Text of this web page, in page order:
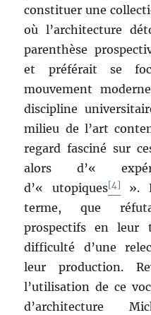
constituer une
où l’architecture
parenthèse
et préférait se
mouvement
discipline
milieu de l’art
regard fasciné sur
alors d’«
d’« utopiques[4]
».
terme, que
prospectifs en leur
difficulté d’une
leur production.
l’utilisation de ce
d’architecture